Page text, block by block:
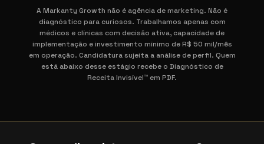
A Markanty Growth não é agência de marketing. Não é
diagnóstico para curiosos. Trabalhamos apenas com
médicos e clínicas com decisão ativa, capacidade de
implementação e investimento mínimo de R$ 50 mil/mês
em operação. Candidatura sujeita a análise de perfil. Quem
está abaixo desse estágio recebe o Diagnóstico de
Receita Invisível™ em PDF.